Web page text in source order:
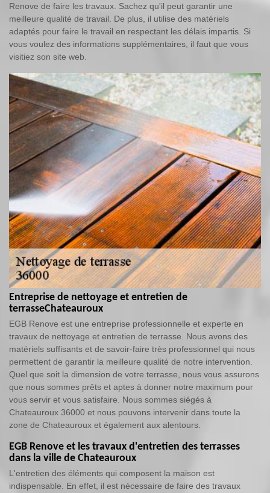
Renove de faire les travaux. Sachez qu'il peut garantir une
meilleure qualité de travail. De plus, il utilise des matériels
adaptés pour faire le travail en respectant les délais impartis. Si
vous voulez des informations supplémentaires, il faut que vous
visitiez son site web.
Entreprise de nettoyage et entretien de
terrasseChateauroux
EGB Renove est une entreprise professionnelle et experte en
travaux de nettoyage et entretien de terrasse. Nous avons des
matériels suffisants et de savoir-faire très professionnel qui nous
permettent de garantir la meilleure qualité de notre intervention.
Quel que soit la dimension de votre terrasse, nous vous assurons
que nous sommes prêts et aptes à donner notre maximum pour
vous servir et vous satisfaire. Nous sommes siégés à
Chateauroux 36000 et nous pouvons intervenir dans toute la
zone de Chateauroux et également aux alentours.
EGB Renove et les travaux d'entretien des terrasses
dans la ville de Chateauroux
L'entretien des éléments qui composent la maison est
indispensable. En effet, il est nécessaire de faire des travaux